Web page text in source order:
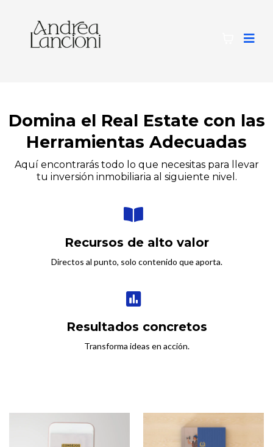
Domina el Real Estate con las
Herramientas Adecuadas
Aquí encontrarás todo lo que necesitas para llevar
tu inversión inmobiliaria al siguiente nivel.
Recursos de alto valor
Directos al punto, solo contenido que aporta.
Resultados concretos
Transforma ideas en acción.